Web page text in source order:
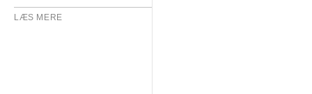
LÆS MERE